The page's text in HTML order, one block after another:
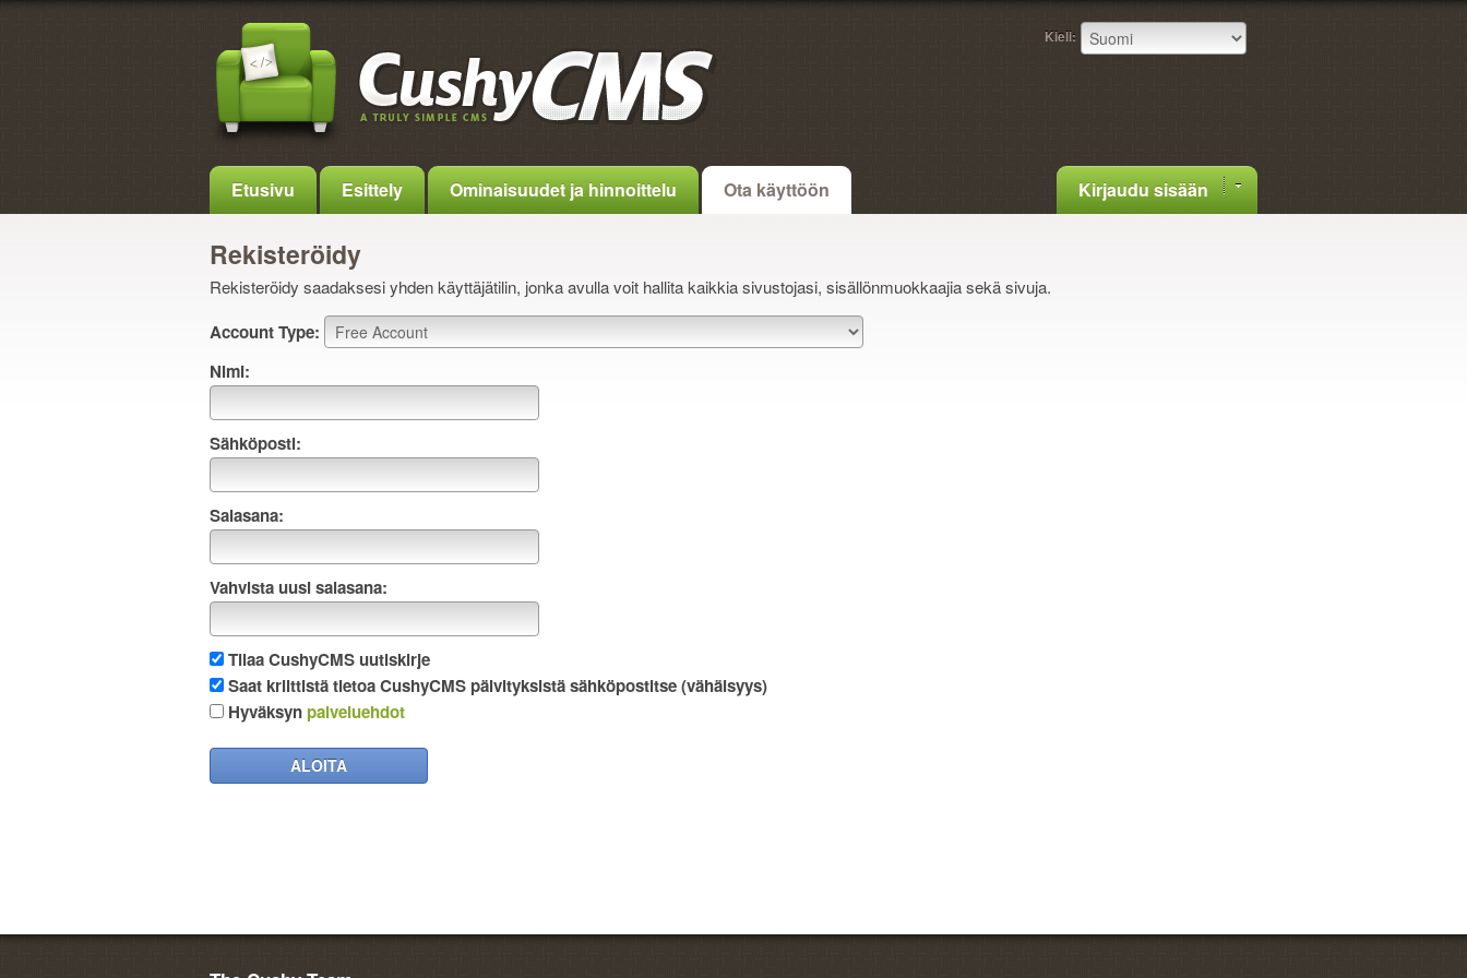
Kieli:
Etusivu Esittely Ominaisuudet ja hinnoittelu Ota käyttöön Kirjaudu sisään
Rekisteröidy
Rekisteröidy saadaksesi yhden käyttäjätilin, jonka avulla voit hallita kaikkia sivustojasi, sisällönmuokkaajia sekä sivuja.
Account Type:
Nimi:
Sähköposti:
Salasana:
Vahvista uusi salasana:
Tilaa CushyCMS uutiskirje
Saat kriittistä tietoa CushyCMS päivityksistä sähköpostitse (vähäisyys)
Hyväksynpalveluehdot
ALOITA